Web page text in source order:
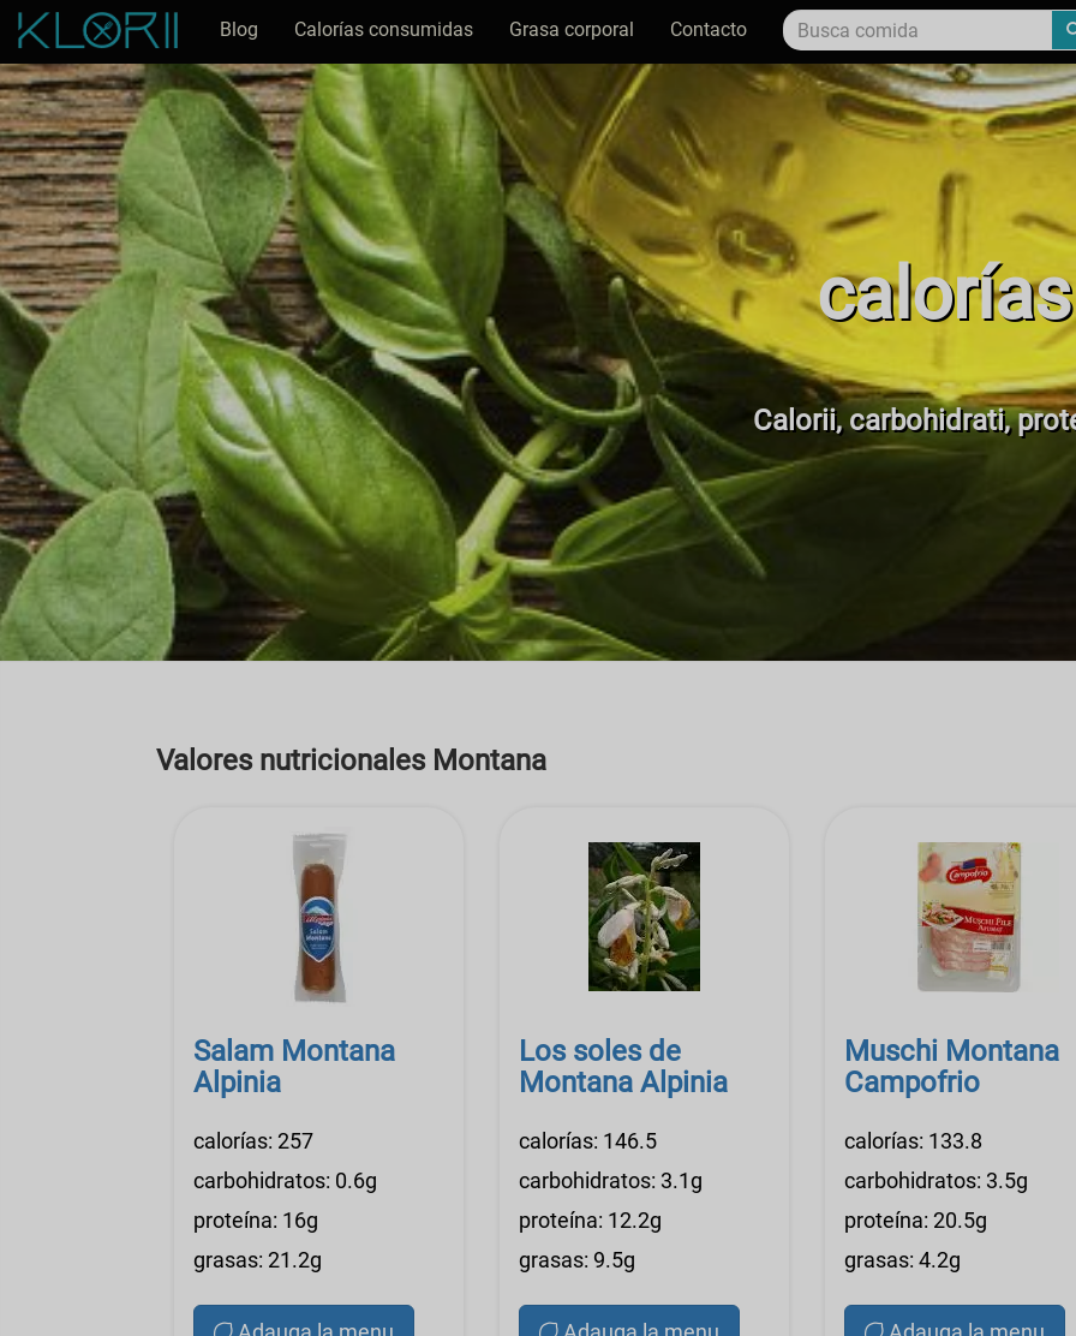
Blog Calorías consumidas Grasa corporal Contacto
Calorii, carbohidrati,
Valores nutricionales Montana
Salam Montana
Alpinia
calorías: 257
carbohidratos: 0.6g
proteína: 16g
grasas: 21.2g
Los soles de
Montana Alpinia
calorías: 146.5
carbohidratos: 3.1g
proteína: 12.2g
grasas: 9.5g
Muschi Montana
Campofrio
calorías: 133.8
carbohidratos: 3.5g
proteína: 20.5g
grasas: 4.2g